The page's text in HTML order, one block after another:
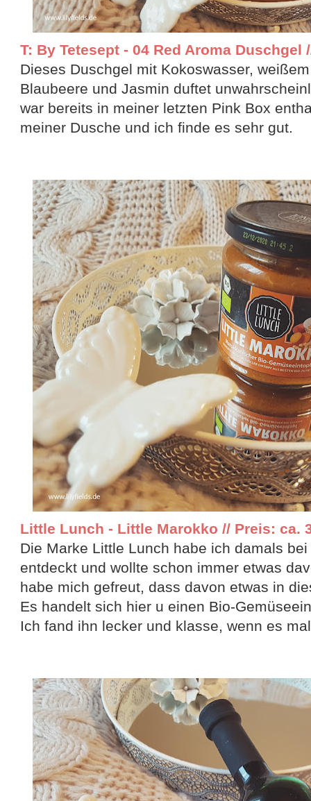
T: By Tetesept - 04 Red Aroma Duschgel
Dieses Duschgel mit Kokoswasser,
Blaubeere und Jasmin duftet
war bereits in meiner letzten Pink Box
meiner Dusche und ich finde es sehr gut.
Little Lunch - Little Marokko // Preis: ca.
Die Marke Little Lunch habe ich damals
entdeckt und wollte schon immer etwas
habe mich gefreut, dass davon etwas in
Es handelt sich hier u einen Bio-
Ich fand ihn lecker und klasse, wenn es